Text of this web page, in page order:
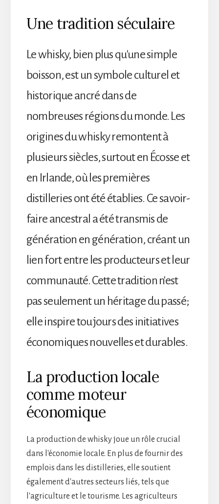
Une tradition séculaire
Le whisky, bien plus qu'une simple
boisson, est un symbole culturel et
historique ancré dans de
nombreuses régions du monde. Les
origines du whisky remontent à
plusieurs siècles, surtout en Écosse et
en Irlande, où les premières
distilleries ont été établies. Ce savoir-
faire ancestral a été transmis de
génération en génération, créant un
lien fort entre les producteurs et leur
communauté. Cette tradition n'est
pas seulement un héritage du passé;
elle inspire toujours des initiatives
économiques nouvelles et durables.
La production locale
comme moteur
économique
La production de whisky joue un rôle crucial
dans l'économie locale. En plus de fournir des
emplois dans les distilleries, elle soutient
également d'autres secteurs liés, tels que
l'agriculture et le tourisme. Les agriculteurs